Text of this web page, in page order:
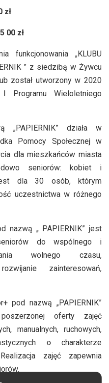
zł
00 zł
funkcjonowania „KLUBU
” z siedzibą w Żywcu
został utworzony w 2020
Programu Wieloletniego
„PAPIERNIK” działa w
Pomocy Społecznej w
dla mieszkańców miasta
seniorów: kobiet i
dla 30 osób, którym
uczestnictwa w różnego
nazwą „ PAPIERNIK” jest
do wspólnego i
wolnego czasu,
zainteresowań,
pod nazwą „PAPIERNIK”
oferty zajęć
manualnych, ruchowych,
o charakterze
zajęć zapewnia